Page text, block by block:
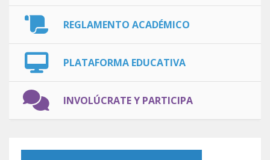
REGLAMENTO ACADÉMICO
PLATAFORMA EDUCATIVA
INVOLÚCRATE Y PARTICIPA